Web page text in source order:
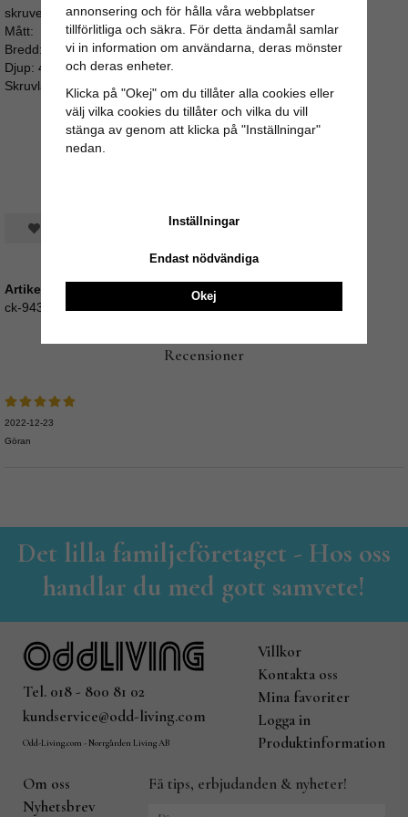
skruven sticker för långt ut i bakkant av luckan eller lådan.
Mått:
Bredd: 5cm
Djup: 4cm
Skruvlängd: ca 3cm (M4)
Spara som favorit
Artikelnummer:
ck-943
Recensioner
2022-12-23
Göran
Det lilla familjeföretaget - Hos oss
handlar du med gott samvete!
Tel. 018 - 800 81 02
kundservice@odd-living.com
Odd-Living.com - Norrgården Living AB
Villkor
Kontakta oss
Mina favoriter
Logga in
Produktinformation
Om oss
Nyhetsbrev
Få tips, erbjudanden & nyheter!
annonsering och för hålla våra webbplatser
tillförlitliga och säkra. För detta ändamål samlar
vi in information om användarna, deras mönster
och deras enheter.
Klicka på "Okej" om du tillåter alla cookies eller
välj vilka cookies du tillåter och vilka du vill
stänga av genom att klicka på "Inställningar"
nedan.
Inställningar
Endast nödvändiga
Okej